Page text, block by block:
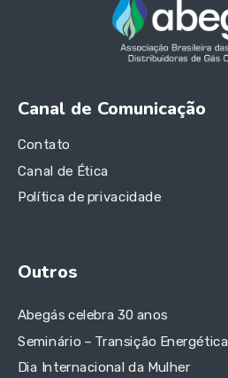
Canal de Comunicação
Contato
Canal de Ética
Política de privacidade
Outros
Abegás celebra 30 anos
Seminário – Transição Energética
Dia Internacional da Mulher